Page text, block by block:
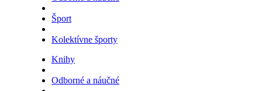
Šport
Kolektívne športy
Knihy
Odborné a náučné